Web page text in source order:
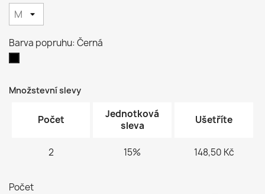
Barva popruhu: Černá
Množstevní slevy
Počet
Jednotková
sleva
Ušetříte
2 15% 148,50 Kč
Počet